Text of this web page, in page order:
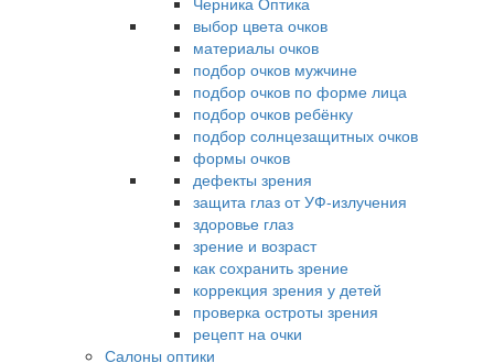
выбор цвета очков
материалы очков
подбор очков мужчине
подбор очков по форме лица
подбор очков ребёнку
подбор солнцезащитных очков
формы очков
дефекты зрения
защита глаз от УФ-излучения
здоровье глаз
зрение и возраст
как сохранить зрение
коррекция зрения у детей
проверка остроты зрения
рецепт на очки
Салоны оптики